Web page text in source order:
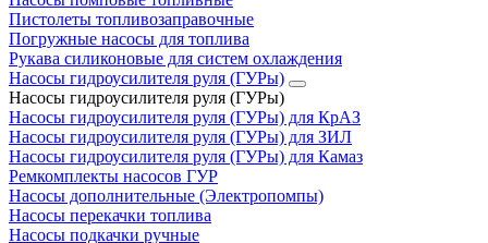
Пистолеты топливозаправочные
Погружные насосы для топлива
Рукава силиконовые для систем охлаждения
Насосы гидроусилителя руля (ГУРы)
Насосы гидроусилителя руля (ГУРы)
Насосы гидроусилителя руля (ГУРы) для КрАЗ
Насосы гидроусилителя руля (ГУРы) для ЗИЛ
Насосы гидроусилителя руля (ГУРы) для Камаз
Ремкомплекты насосов ГУР
Насосы дополнительные (Электропомпы)
Насосы перекачки топлива
Насосы подкачки ручные